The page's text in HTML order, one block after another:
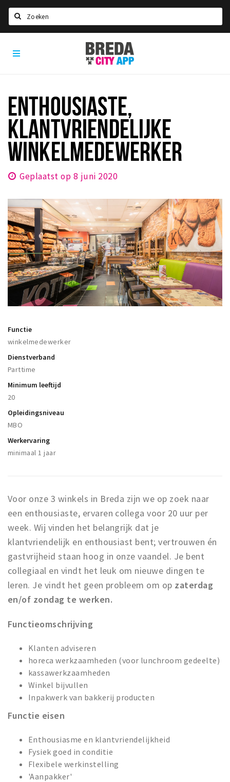
Home
Party pics
Nieuws, interviews & blogs
Eten
Slapen
Recreatief
Winkels
Winkelgebieden
Parkeren
Bezienswaardigheden
Musea, theaters & podia
Toeristische routes
Natuurgebieden
Baroniepoorten
Sport
Privacy
Inloggen
Breda
City
App
ENTHOUSIASTE,
KLANTVRIENDELIJKE
WINKELMEDEWERKER
Geplaatst op 8 juni 2020
Functie
winkelmedewerker
Dienstverband
Parttime
Minimum leeftijd
20
Opleidingsniveau
MBO
Werkervaring
minimaal 1 jaar
Voor onze 3 winkels in Breda zijn we op zoek naar
een enthousiaste, ervaren collega voor 20 uur per
week. Wij vinden het belangrijk dat je
klantvriendelijk en enthousiast bent; vertrouwen én
gastvrijheid staan hoog in onze vaandel. Je bent
collegiaal en vindt het leuk om nieuwe dingen te
leren. Je vindt het geen probleem om op zaterdag
en/of zondag te werken.
Functieomschrijving
Klanten adviseren
horeca werkzaamheden (voor lunchroom gedeelte)
kassawerkzaamheden
Winkel bijvullen
Inpakwerk van bakkerij producten
Functie eisen
Enthousiasme en klantvriendelijkheid
Fysiek goed in conditie
Flexibele werkinstelling
'Aanpakker'